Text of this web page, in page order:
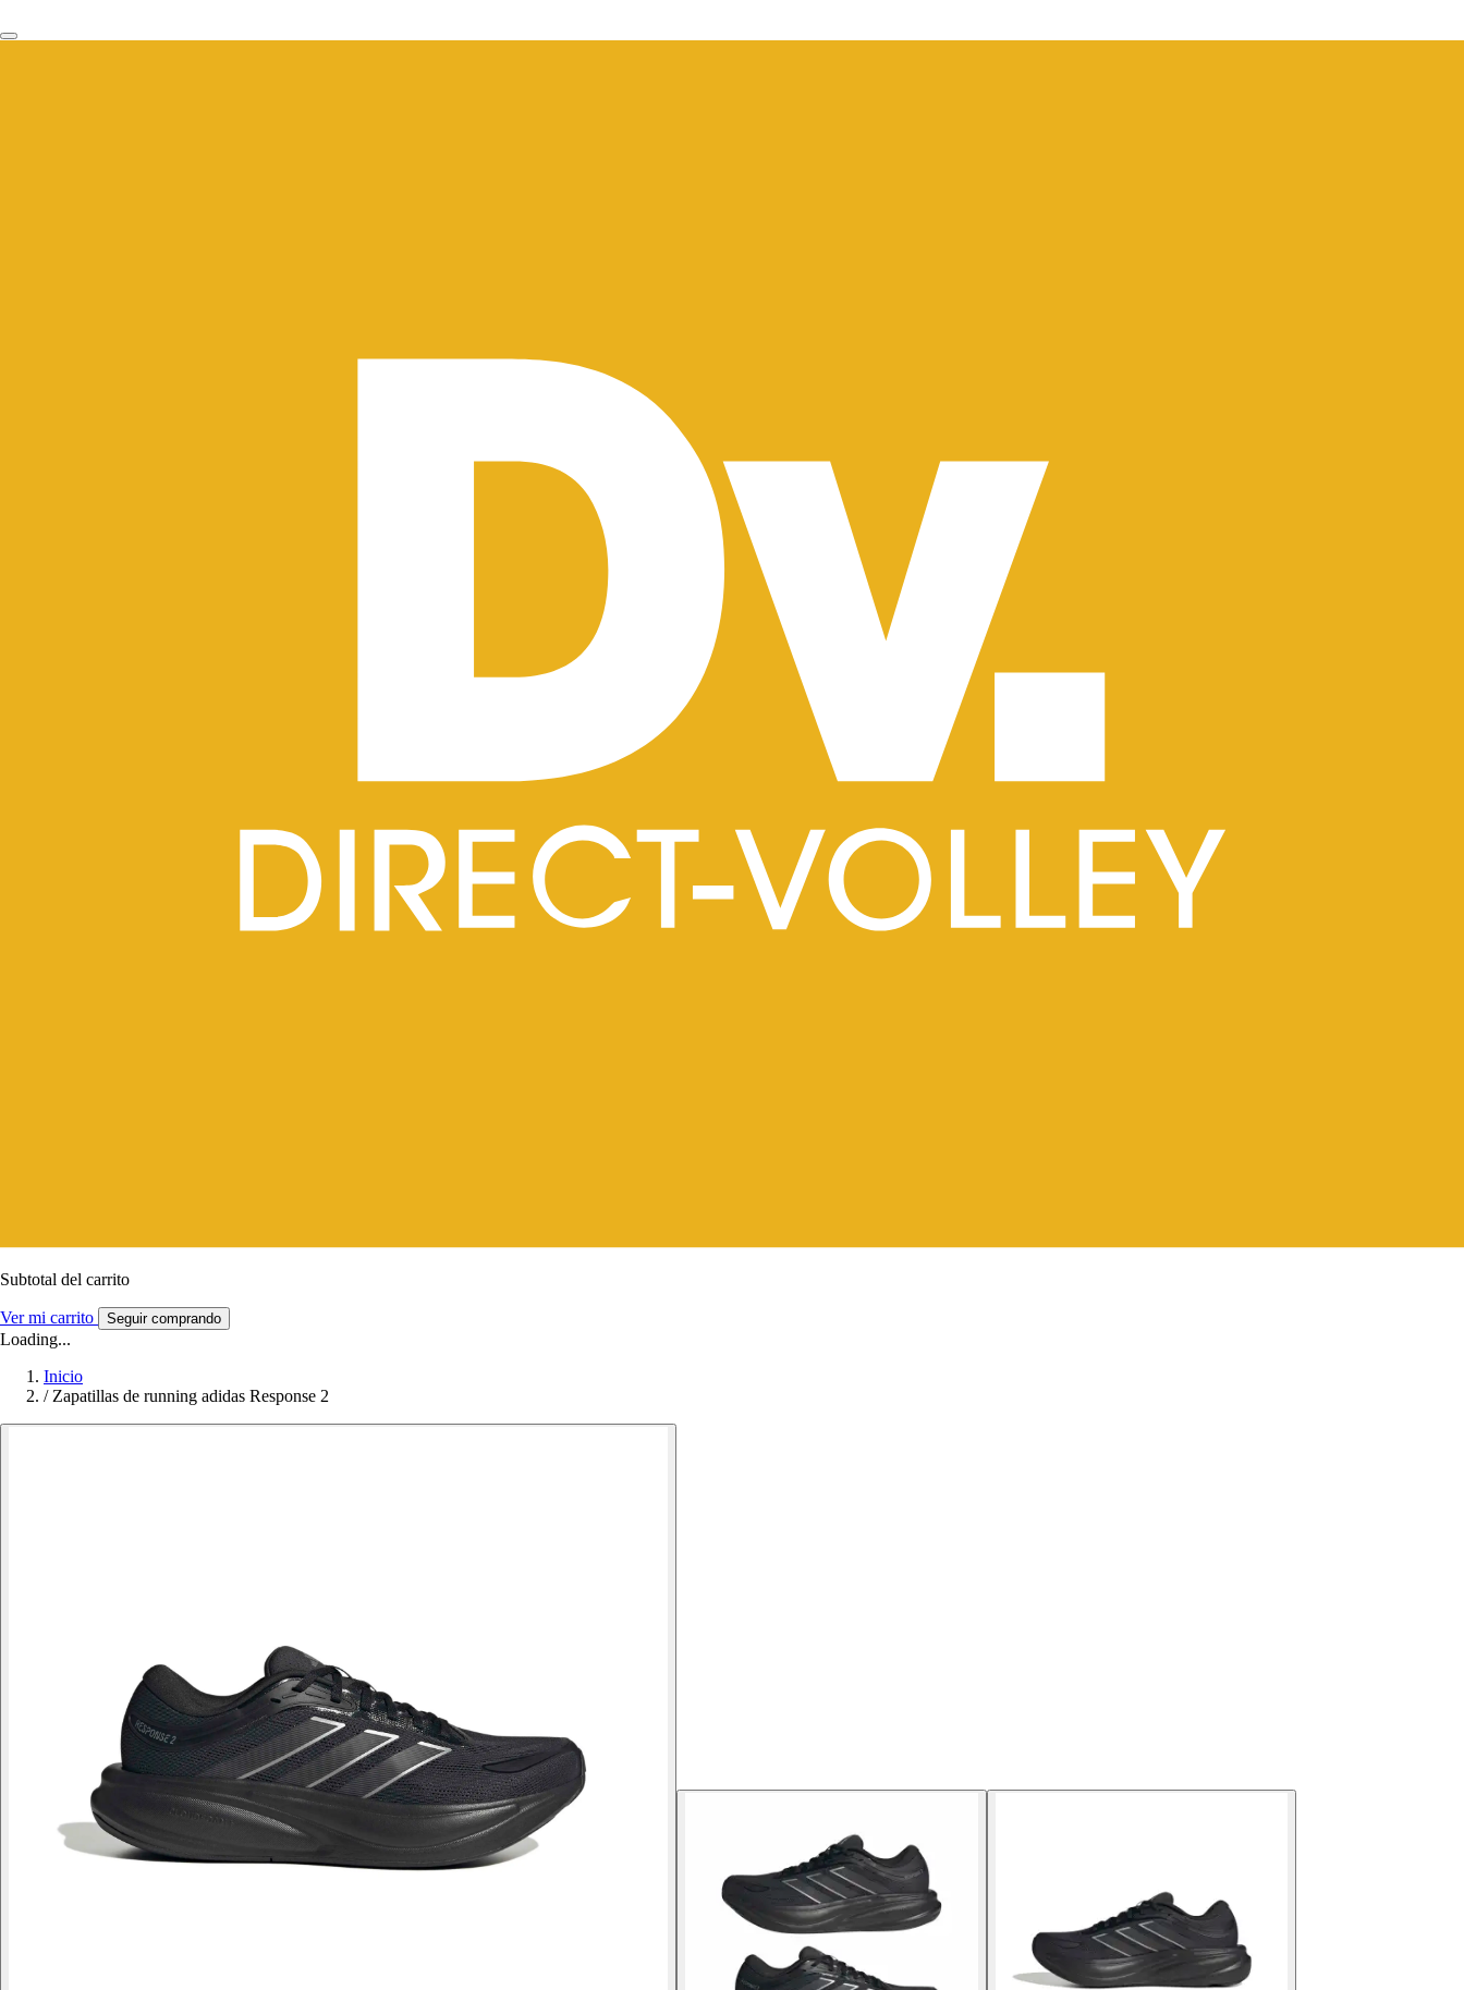
Subtotal del carrito
Ver mi carrito Seguir comprando
Loading...
Inicio
/ Zapatillas de running adidas Response 2